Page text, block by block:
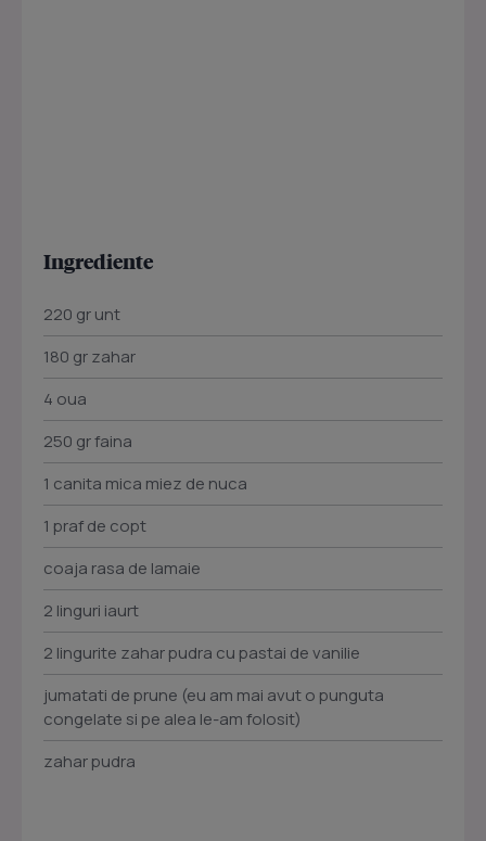
Ingrediente
220 gr unt
180 gr zahar
4 oua
250 gr faina
1 canita mica miez de nuca
1 praf de copt
coaja rasa de lamaie
2 linguri iaurt
2 lingurite zahar pudra cu pastai de vanilie
jumatati de prune (eu am mai avut o punguta
congelate si pe alea le-am folosit)
zahar pudra